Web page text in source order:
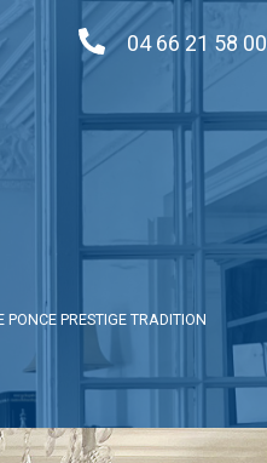
04 66 21 58 00
PONCE PRESTIGE TRADITION